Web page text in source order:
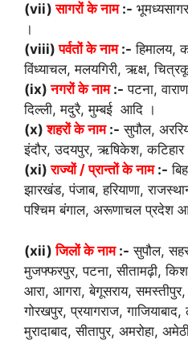
(vii)सागरों के नाम:-
।
(viii)पर्वतों के नाम:- हिमालय,
विंध्याचल, मलयगिरी, ऋक्ष,
(ix)नगरों के नाम:- पटना,
दिल्ली, मदुरै, मुम्बई आदि ।
(x)शहरों के नाम:- सुपौल,
इंदौर, उदयपुर, ऋषिकेश,
(xi)राज्यों / प्रान्तों के नाम:-
झारखंड, पंजाब, हरियाणा,
पश्चिम बंगाल, अरूणाचल प्रदेश
(xii)जिलों के नाम:- सुपौल,
मुजफ्फरपुर, पटना, सीतामढ़ी,
आरा, आगरा, बेगूसराय, समस्तीपुर,
गोरखपुर, प्रयागराज,
मुरादाबाद, सीतापुर, अमरोहा,